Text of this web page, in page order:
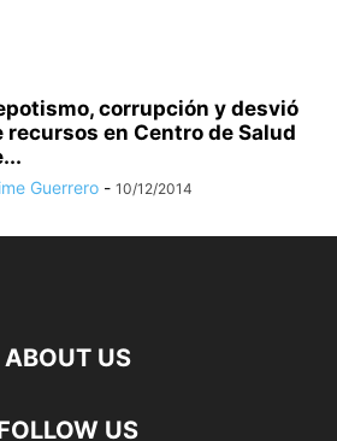
corrupción y desvió
recursos en Centro de Salud
Guerrero - 10/12/2014
ABOUT US
US